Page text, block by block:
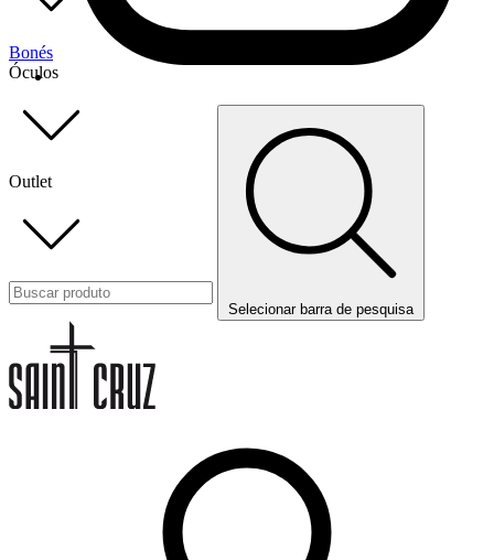
Bonés
Óculos
Outlet
Selecionar barra de pesquisa